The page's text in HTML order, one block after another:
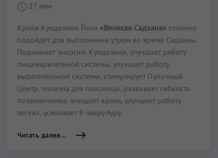
27 мин
Крийя Кундалини Йоги «Великая Садхана» отлично
подойдёт для выполнения утром во время Садханы.
Поднимает энергию Кундалини, улучшает работу
пищеварительной системы, улучшает работу
выделительной системы, стимулирует Пупочный
Центр, полезна для поясницы, развивает гибкость
позвоночника, очищает кровь, улучшает работу
легких, усиливает 8 чакру Ауру.
Читать далее...